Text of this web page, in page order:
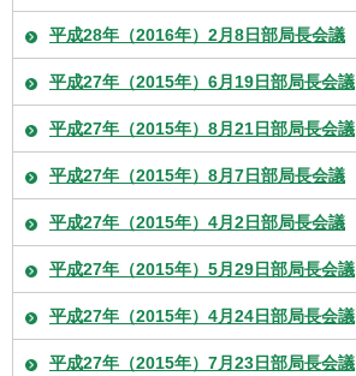
平成28年（2016年）2月8日部局長会議
平成27年（2015年）6月19日部局長会議
平成27年（2015年）8月21日部局長会議
平成27年（2015年）8月7日部局長会議
平成27年（2015年）4月2日部局長会議
平成27年（2015年）5月29日部局長会議
平成27年（2015年）4月24日部局長会議
平成27年（2015年）7月23日部局長会議